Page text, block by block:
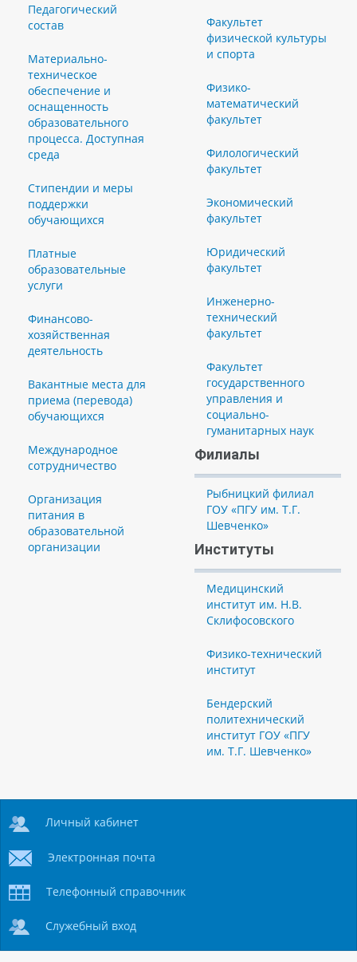
Педагогический
состав
Материально-
техническое
обеспечение и
оснащенность
образовательного
процесса. Доступная
среда
Стипендии и меры
поддержки
обучающихся
Платные
образовательные
услуги
Финансово-
хозяйственная
деятельность
Вакантные места для
приема (перевода)
обучающихся
Международное
сотрудничество
Организация
питания в
образовательной
организации
Факультет
физической культуры
и спорта
Физико-
математический
факультет
Филологический
факультет
Экономический
факультет
Юридический
факультет
Инженерно-
технический
факультет
Факультет
государственного
управления и
социально-
гуманитарных наук
Филиалы
Рыбницкий филиал
ГОУ «ПГУ им. Т.Г.
Шевченко»
Институты
Медицинский
институт им. Н.В.
Склифосовского
Физико-технический
институт
Бендерский
политехнический
институт ГОУ «ПГУ
им. Т.Г. Шевченко»
Личный кабинет
Электронная почта
Телефонный справочник
Служебный вход